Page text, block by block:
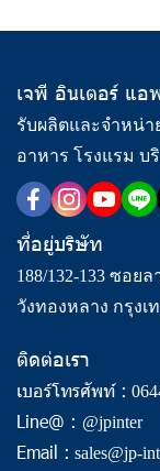
เจพี อินเตอร์ แอ
รับผลิตและจำหน่
อาหาร โรงแรม บ
ที่อยู่บริษัท
188/132-133 ซอย
วังทองหลาง กรุงเ
ติดต่อเรา
เบอร์โทรศัพท์ :
Line@ : @jpinter
Email : sales@jp-